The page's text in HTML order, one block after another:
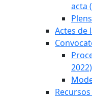
acta
Actes de
2022)